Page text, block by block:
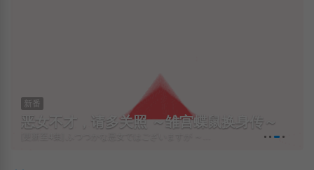
新番
恶女不才，请多关照 ～雏宫蝶鼠换身传～